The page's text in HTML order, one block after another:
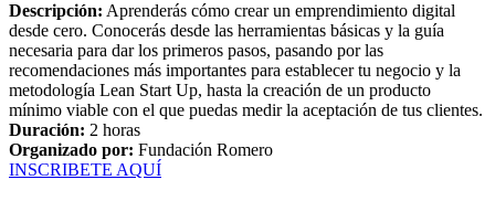
Descripción: Aprenderás cómo crear un emprendimiento digital
desde cero. Conocerás desde las herramientas básicas y la guía
necesaria para dar los primeros pasos, pasando por las
recomendaciones más importantes para establecer tu negocio y la
metodología Lean Start Up, hasta la creación de un producto
mínimo viable con el que puedas medir la aceptación de tus clientes.
Duración: 2 horas
Organizado por: Fundación Romero
INSCRIBETE AQUÍ